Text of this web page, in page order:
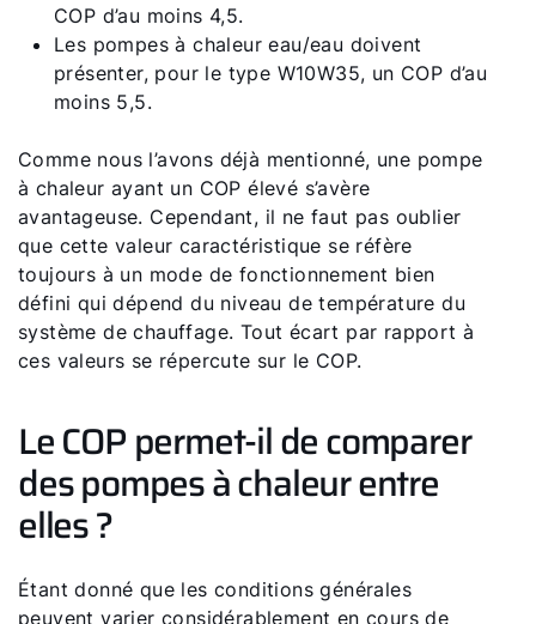
COP d’au moins 4,5.
Les pompes à chaleur eau/eau doivent
présenter, pour le type W10W35, un COP d’au
moins 5,5.
Comme nous l’avons déjà mentionné, une pompe
à chaleur ayant un COP élevé s’avère
avantageuse. Cependant, il ne faut pas oublier
que cette valeur caractéristique se réfère
toujours à un mode de fonctionnement bien
défini qui dépend du niveau de température du
système de chauffage. Tout écart par rapport à
ces valeurs se répercute sur le COP.
Le COP permet-il de comparer
des pompes à chaleur entre
elles ?
Étant donné que les conditions générales
peuvent varier considérablement en cours de